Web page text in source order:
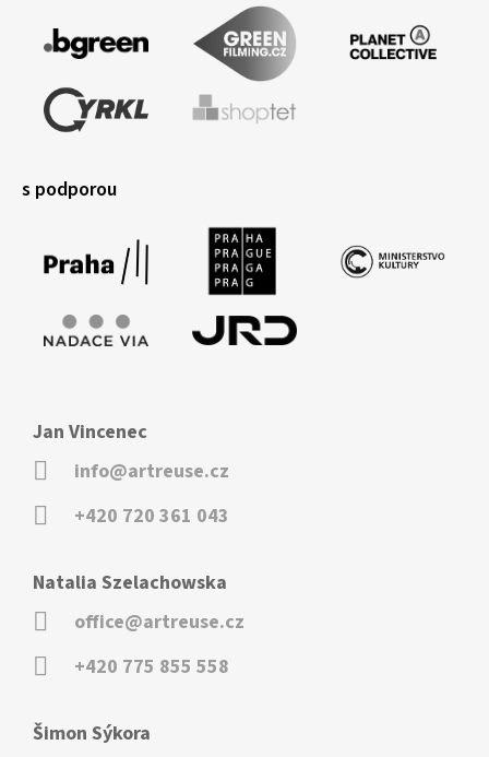
s podporou
Jan Vincenec
info@artreuse.cz
+420 720 361 043
Natalia Szelachowska
office@artreuse.cz
+420 775 855 558
Šimon Sýkora